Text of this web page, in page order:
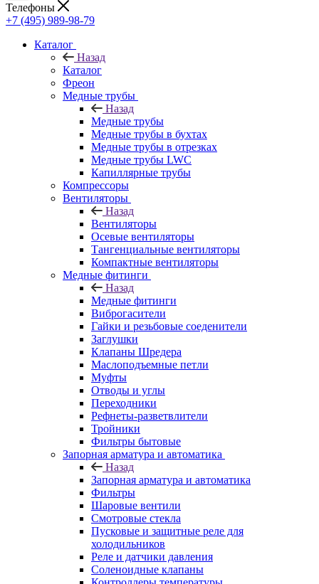
Телефоны
+7 (495) 989-98-79
Каталог
Назад
Каталог
Фреон
Медные трубы
Назад
Медные трубы
Медные трубы в бухтах
Медные трубы в отрезках
Медные трубы LWC
Капиллярные трубы
Компрессоры
Вентиляторы
Назад
Вентиляторы
Осевые вентиляторы
Тангенциальные вентиляторы
Компактные вентиляторы
Медные фитинги
Назад
Медные фитинги
Виброгасители
Гайки и резьбовые соеденители
Заглушки
Клапаны Шредера
Маслоподъемные петли
Муфты
Отводы и углы
Переходники
Рефнеты-разветвлители
Тройники
Фильтры бытовые
Запорная арматура и автоматика
Назад
Запорная арматура и автоматика
Фильтры
Шаровые вентили
Смотровые стекла
Пусковые и защитные реле для
холодильников
Реле и датчики давления
Соленоидные клапаны